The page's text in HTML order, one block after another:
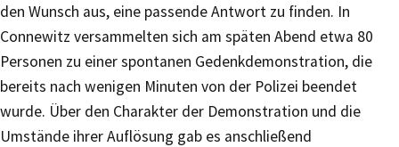
den Wunsch aus, eine passende Antwort zu finden. In
Connewitz versammelten sich am späten Abend etwa 80
Personen zu einer spontanen Gedenkdemonstration, die
bereits nach wenigen Minuten von der Polizei beendet
wurde. Über den Charakter der Demonstration und die
Umstände ihrer Auflösung gab es anschließend